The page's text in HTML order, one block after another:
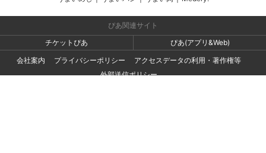
ぴあ関連サイト
チケットぴあ
ぴあ(アプリ&Web)
会社案内
プライバシーポリシー
アクセスデータの利用・著作権等
外部送信ポリシー